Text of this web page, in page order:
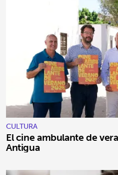
CULTURA
El cine ambulante de
Antigua